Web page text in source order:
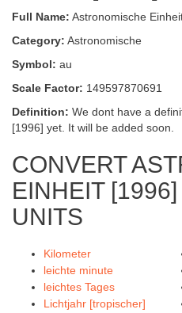
Full Name: Astronomische
Category: Astronomische
Symbol: au
Scale Factor: 149597870691
Definition: We dont have a
[1996] yet. It will be added soon.
CONVERT
EINHEIT
UNITS
Kilometer
leichte minute
leichtes Tages
Lichtjahr [tropischer]